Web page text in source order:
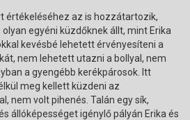
értékeléséhez az is hozzátartozik,
egyéni küzdőknek állt, mint Erika
kevésbé lehetett érvényesíteni a
nem lehetett utazni a bollyal, nem
a gyengébb kerékpárosok. Itt
meg kellett küzdeni az
nem volt pihenés. Talán egy sík,
állóképességet igénylő pályán Erika és